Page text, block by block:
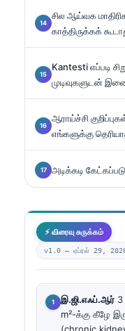
சில ஆய்வக
காத்திருக்கக்
Kantesti எப்படி
முடிவுகளுடன்
ஆராய்ச்சி
எங்களுக்கு
அடிக்கடி
⚡ விரைவு சுருக்கம்
v1.0 — ஏப்ரல் 29,
இ.ஜி.எஃப்.ஆர் 3
m²-க்கு கீழே